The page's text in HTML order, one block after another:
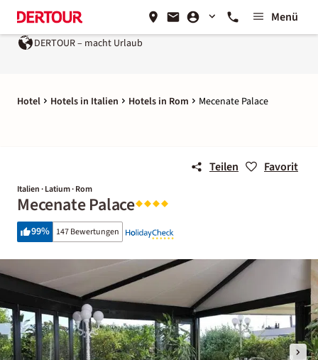
Menü
DERTOUR – macht Urlaub
Hotel Hotels in Italien Hotels in Rom Mecenate Palace
Teilen Favorit
Italien · Latium · Rom
Mecenate Palace
99% 147 Bewertungen